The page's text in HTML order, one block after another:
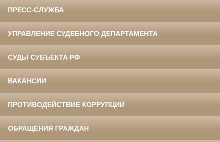
ПРЕСС-СЛУЖБА
УПРАВЛЕНИЕ СУДЕБНОГО ДЕПАРТАМЕНТА
СУДЫ СУБЪЕКТА РФ
ВАКАНСИИ
ПРОТИВОДЕЙСТВИЕ КОРРУПЦИИ
ОБРАЩЕНИЯ ГРАЖДАН